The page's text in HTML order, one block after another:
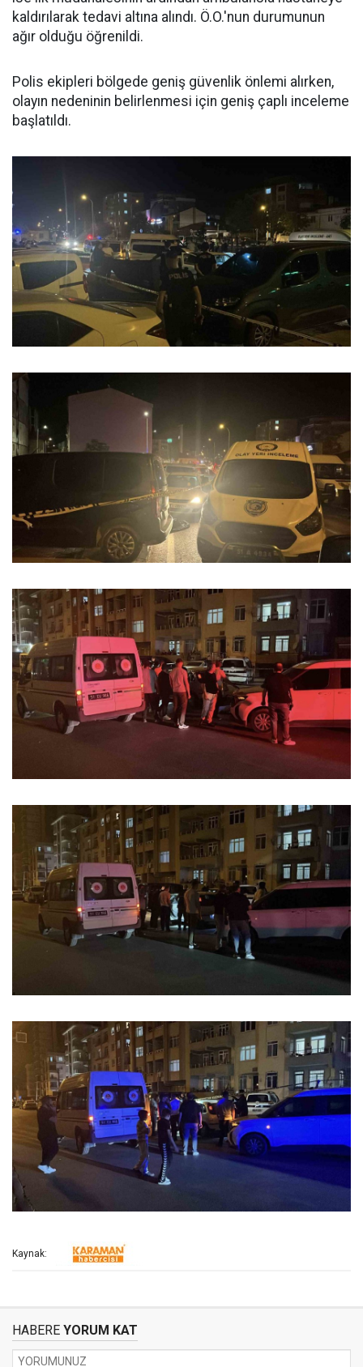
kaldırılarak tedavi altına alındı. Ö.O.'nun durumunun
ağır olduğu öğrenildi.
Polis ekipleri bölgede geniş güvenlik önlemi alırken,
olayın nedeninin belirlenmesi için geniş çaplı inceleme
başlatıldı.
Kaynak:
HABERE YORUM KAT